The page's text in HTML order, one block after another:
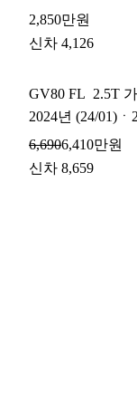
2,850만원
신차 4,126
GV80 FL 2.5T
2024년 (24/01) ㆍ
6,6906,410만원
신차 8,659